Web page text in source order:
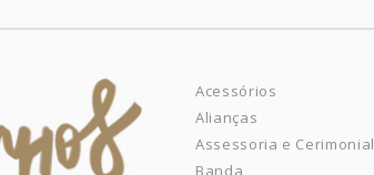
Acessórios
Alianças
Assessoria e Cerimonial
Banda